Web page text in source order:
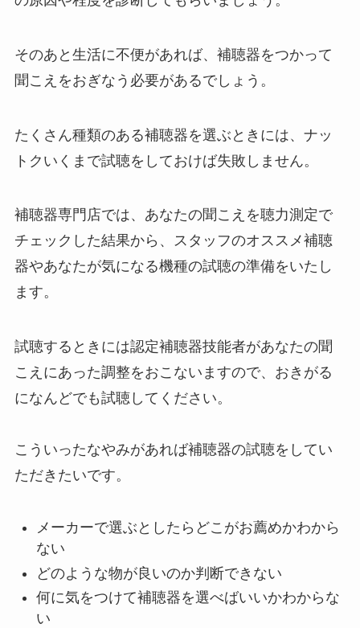
そのあと生活に不便があれば、補聴器をつかって
聞こえをおぎなう必要があるでしょう。
たくさん種類のある補聴器を選ぶときには、ナッ
トクいくまで試聴をしておけば失敗しません。
補聴器専門店では、あなたの聞こえを聴力測定で
チェックした結果から、スタッフのオススメ補聴
器やあなたが気になる機種の試聴の準備をいたし
ます。
試聴するときには認定補聴器技能者があなたの聞
こえにあった調整をおこないますので、おきがる
になんどでも試聴してください。
こういったなやみがあれば補聴器の試聴をしてい
ただきたいです。
メーカーで選ぶとしたらどこがお薦めかわから
ない
どのような物が良いのか判断できない
何に気をつけて補聴器を選べばいいかわからな
い